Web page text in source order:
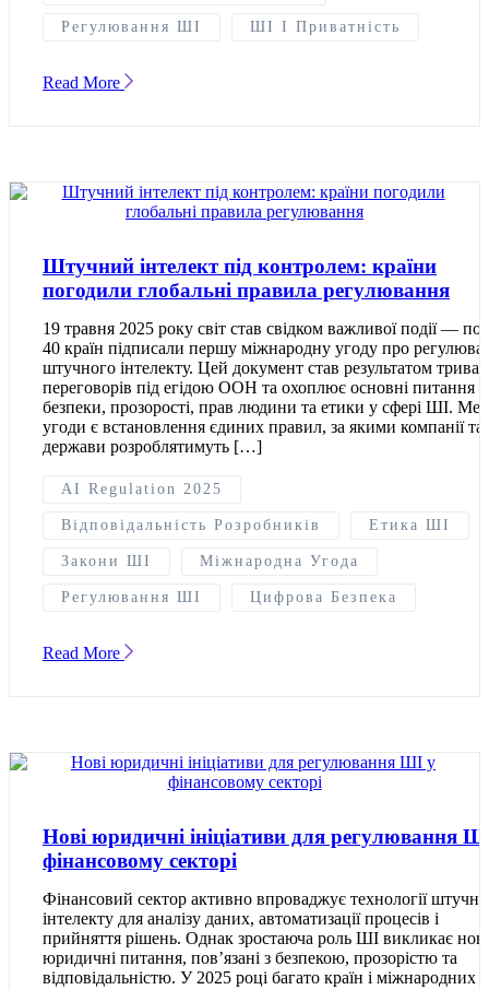
Регулювання ШІ ШІ І Приватність
Read More
Штучний інтелект під контролем: країни
погодили глобальні правила регулювання
19 травня 2025 року світ став свідком важливої події —
40 країн підписали першу міжнародну угоду про
штучного інтелекту. Цей документ став результатом
переговорів під егідою ООН та охоплює основні питання
безпеки, прозорості, прав людини та етики у сфері ШІ.
угоди є встановлення єдиних правил, за якими компанії та
держави розроблятимуть […]
AI Regulation 2025
Відповідальність Розробників Етика ШІ
Закони ШІ Міжнародна Угода
Регулювання ШІ Цифрова Безпека
Read More
Нові юридичні ініціативи для регулювання
фінансовому секторі
Фінансовий сектор активно впроваджує технології
інтелекту для аналізу даних, автоматизації процесів і
прийняття рішень. Однак зростаюча роль ШІ викликає нові
юридичні питання, пов’язані з безпекою, прозорістю та
відповідальністю. У 2025 році багато країн і міжнародних